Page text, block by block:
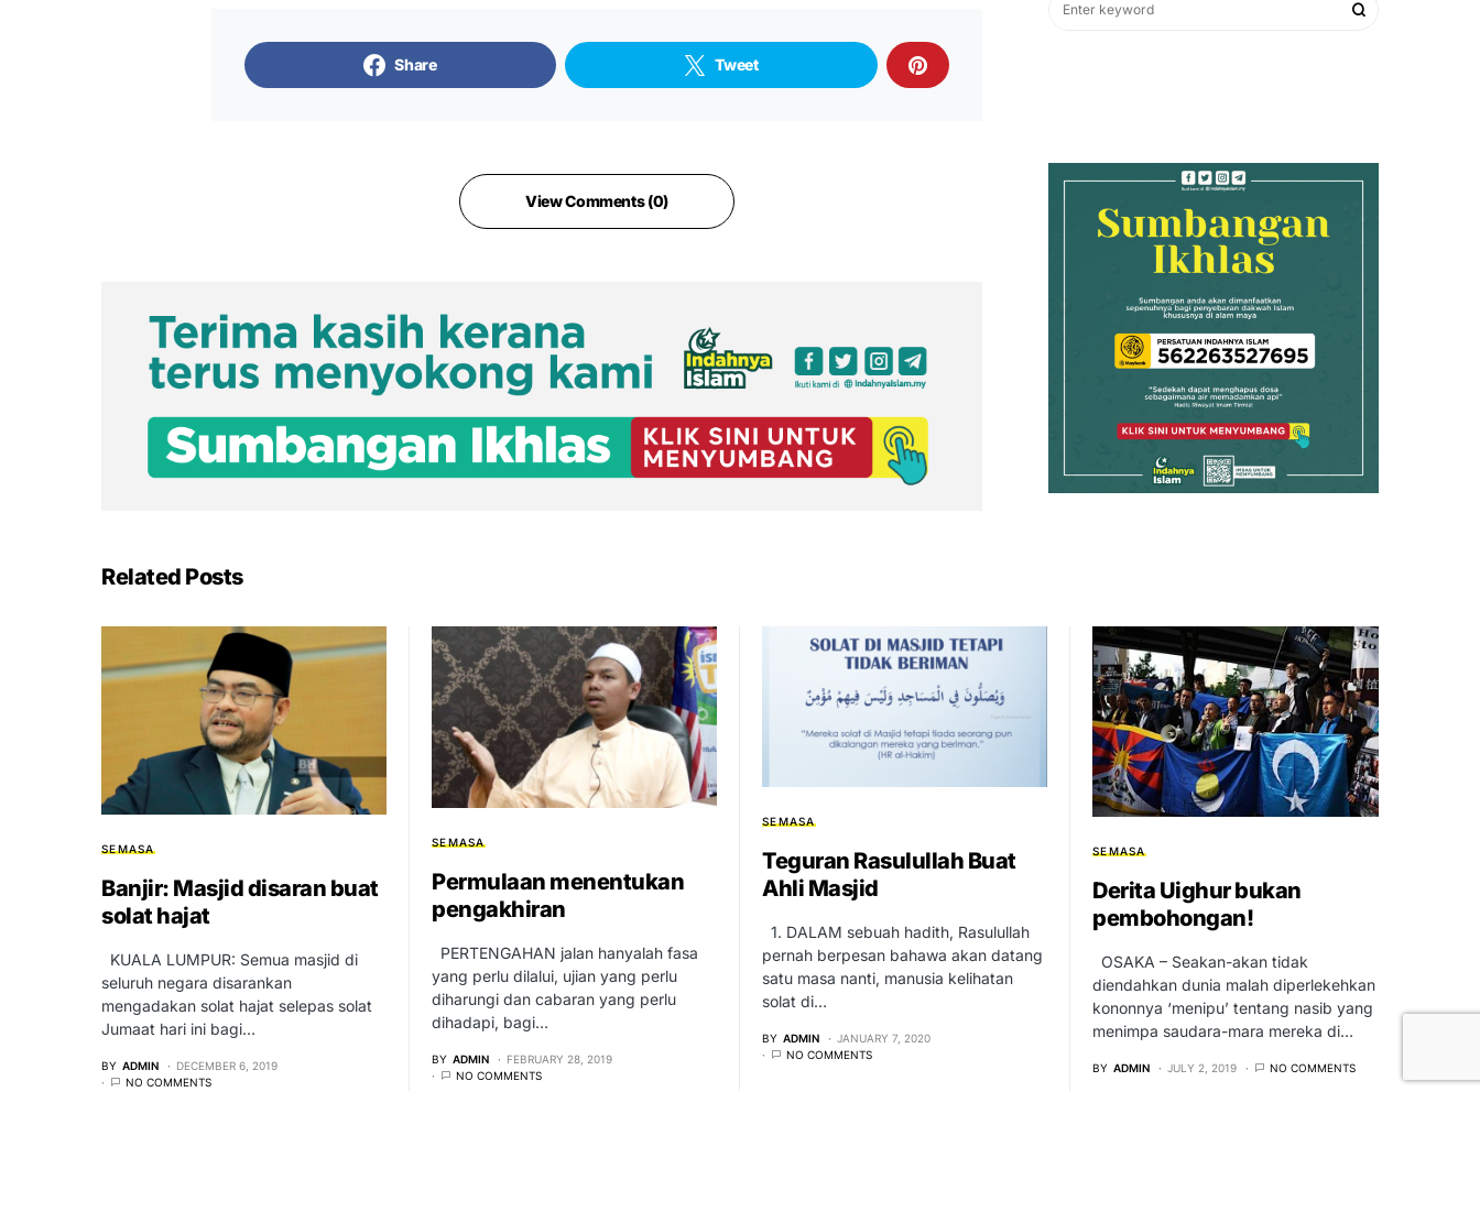
Share Tweet
View Comments (0)
Related Posts
SEMASA
Banjir: Masjid disaran buat
solat hajat
KUALA LUMPUR: Semua masjid di
seluruh negara disarankan
mengadakan solat hajat selepas solat
Jumaat hari ini bagi…
BY ADMIN
DECEMBER 6, 2019
NO COMMENTS
SEMASA
Permulaan menentukan
pengakhiran
PERTENGAHAN jalan hanyalah fasa
yang perlu dilalui, ujian yang perlu
diharungi dan cabaran yang perlu
dihadapi, bagi…
BY ADMIN
FEBRUARY 28, 2019
NO COMMENTS
SEMASA
Teguran Rasulullah Buat
Ahli Masjid
1. DALAM sebuah hadith, Rasulullah
pernah berpesan bahawa akan datang
satu masa nanti, manusia kelihatan
solat di…
BY ADMIN
JANUARY 7, 2020
NO COMMENTS
SEMASA
Derita Uighur bukan
pembohongan!
OSAKA – Seakan-akan tidak
diendahkan dunia malah diperlekehkan
kononnya ‘menipu’ tentang nasib yang
menimpa saudara-mara mereka di…
BY ADMIN JULY 2, 2019 NO COMMENTS